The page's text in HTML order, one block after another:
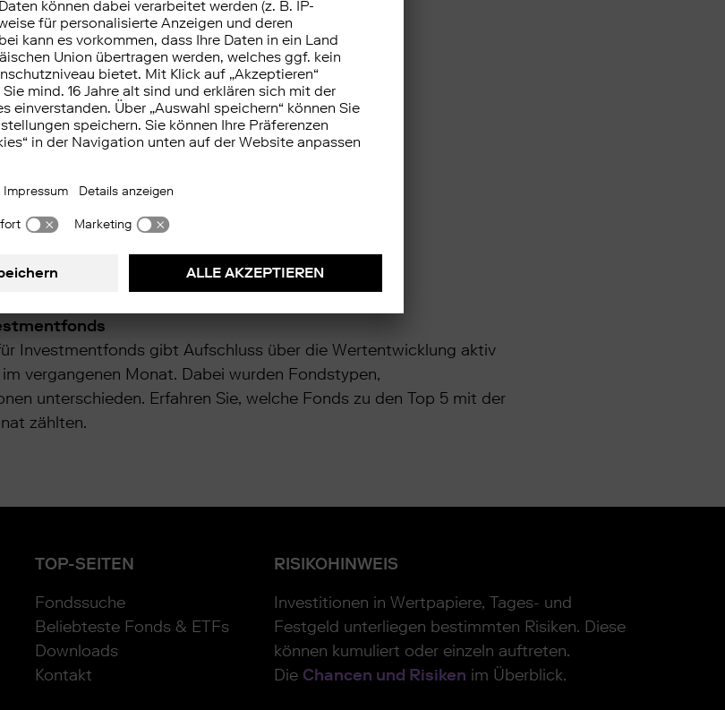
Juli downloaden
Investmentfonds gibt Aufschluss über die Wertentwicklung aktiv
vergangenen Monat. Dabei wurden Fondstypen,
unterschieden. Erfahren Sie, welche Fonds zu den Top 5 mit der
zählten.
TOP-SEITEN
Fondssuche
Beliebteste Fonds & ETFs
Downloads
Kontakt
RISIKOHINWEIS
Investitionen in Wertpapiere, Tages- und
Festgeld unterliegen bestimmten Risiken. Diese
können kumuliert oder einzeln auftreten.
Die Chancen und Risiken im Überblick.